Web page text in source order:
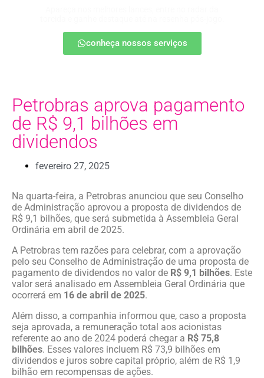
conheça nossos serviços
Petrobras aprova pagamento
de R$ 9,1 bilhões em
dividendos
fevereiro 27, 2025
Na quarta-feira, a Petrobras anunciou que seu Conselho
de Administração aprovou a proposta de dividendos de
R$ 9,1 bilhões, que será submetida à Assembleia Geral
Ordinária em abril de 2025.
A Petrobras tem razões para celebrar, com a aprovação
pelo seu Conselho de Administração de uma proposta de
pagamento de dividendos no valor de R$ 9,1 bilhões. Este
valor será analisado em Assembleia Geral Ordinária que
ocorrerá em 16 de abril de 2025.
Além disso, a companhia informou que, caso a proposta
seja aprovada, a remuneração total aos acionistas
referente ao ano de 2024 poderá chegar a R$ 75,8
bilhões. Esses valores incluem R$ 73,9 bilhões em
dividendos e juros sobre capital próprio, além de R$ 1,9
bilhão em recompensas de ações.